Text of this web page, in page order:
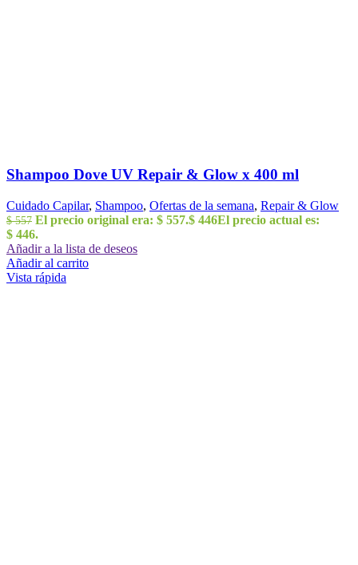
Shampoo Dove UV Repair & Glow x 400 ml
Cuidado Capilar, Shampoo, Ofertas de la semana, Repair & Glow
$557 El precio original era: $ 557.$ 446El precio actual es:
$ 446.
Añadir a la lista de deseos
Añadir al carrito
Vista rápida